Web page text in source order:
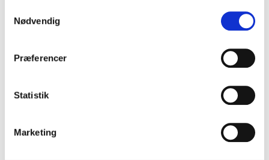
Nødvendig
Præferencer
Statistik
Marketing